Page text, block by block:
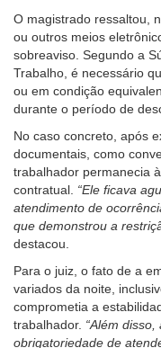
O magistrado ressaltou,
ou outros meios
sobreaviso. Segundo a
Trabalho, é necessário
ou em condição
durante o período de
No caso concreto, após
documentais, como
trabalhador permanecia
contratual. “Ele ficava
atendimento de
que demonstrou a
destacou.
Para o juiz, o fato de a
variados da noite,
comprometia a
trabalhador. “Além
obrigatoriedade de